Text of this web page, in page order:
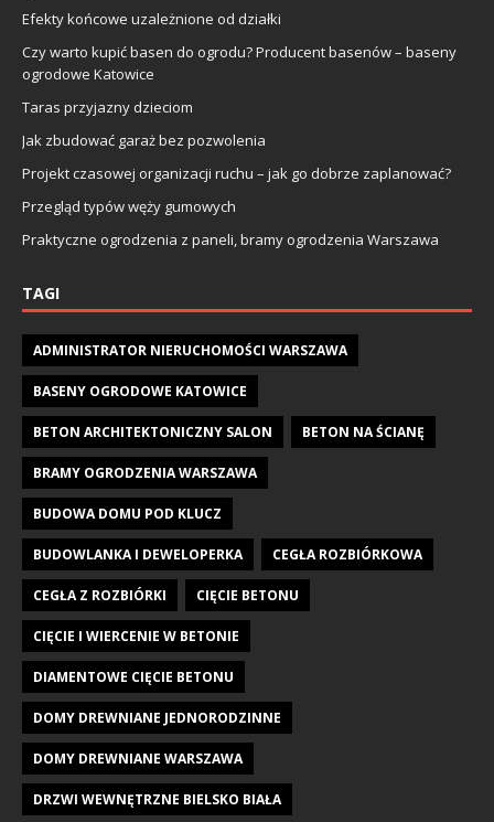
Efekty końcowe uzależnione od działki
Czy warto kupić basen do ogrodu? Producent basenów – baseny
ogrodowe Katowice
Taras przyjazny dzieciom
Jak zbudować garaż bez pozwolenia
Projekt czasowej organizacji ruchu – jak go dobrze zaplanować?
Przegląd typów węży gumowych
Praktyczne ogrodzenia z paneli, bramy ogrodzenia Warszawa
TAGI
ADMINISTRATOR NIERUCHOMOŚCI WARSZAWA
BASENY OGRODOWE KATOWICE
BETON ARCHITEKTONICZNY SALON BETON NA ŚCIANĘ
BRAMY OGRODZENIA WARSZAWA
BUDOWA DOMU POD KLUCZ
BUDOWLANKA I DEWELOPERKA CEGŁA ROZBIÓRKOWA
CEGŁA Z ROZBIÓRKI CIĘCIE BETONU
CIĘCIE I WIERCENIE W BETONIE
DIAMENTOWE CIĘCIE BETONU
DOMY DREWNIANE JEDNORODZINNE
DOMY DREWNIANE WARSZAWA
DRZWI WEWNĘTRZNE BIELSKO BIAŁA